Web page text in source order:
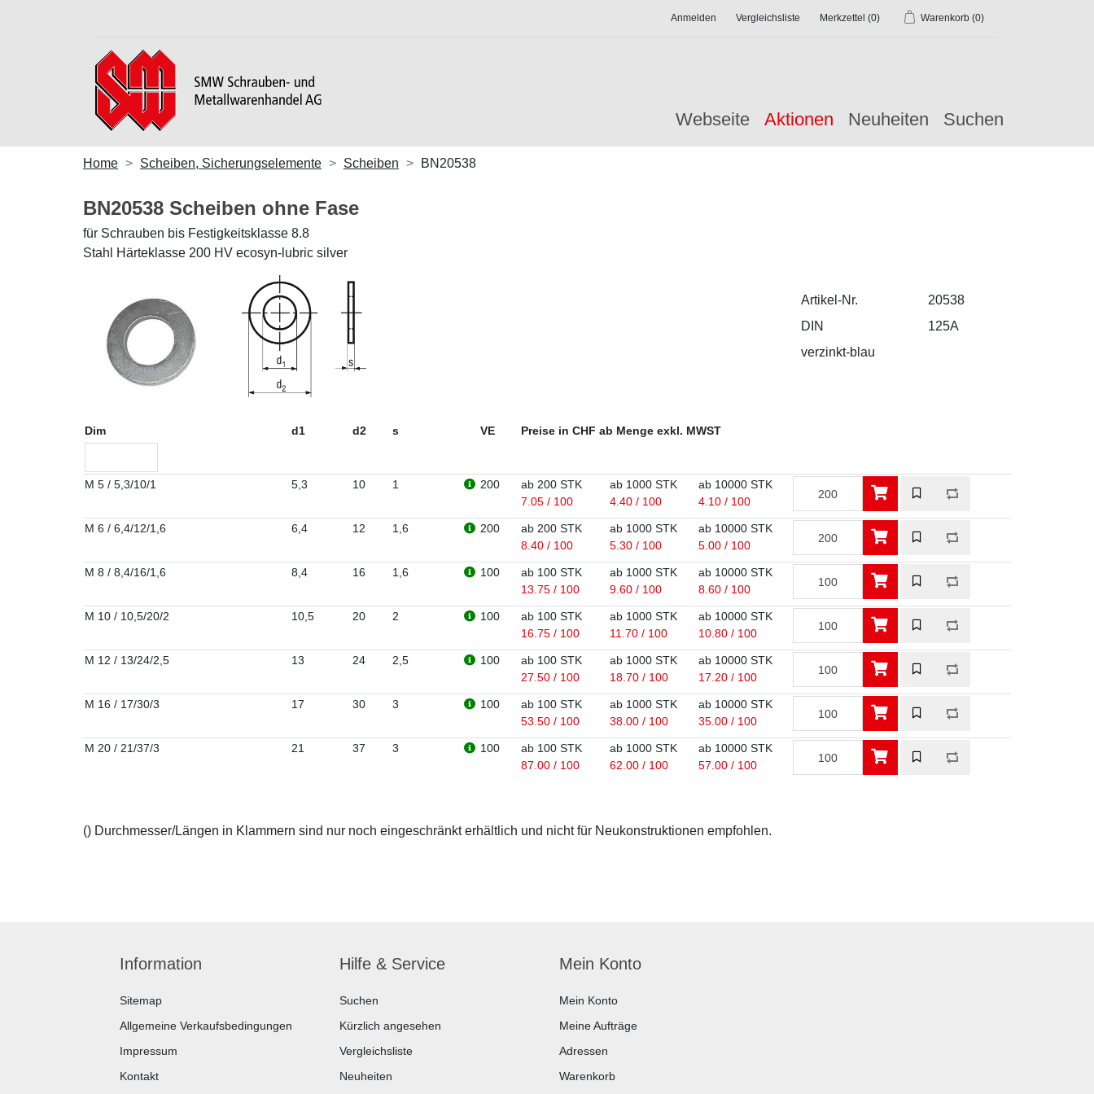
Anmelden Vergleichsliste Merkzettel (0) Warenkorb (0)
Webseite Aktionen Neuheiten Suchen
Home Scheiben, Sicherungselemente Scheiben BN20538
BN20538 Scheiben ohne Fase
für Schrauben bis Festigkeitsklasse 8.8
Stahl Härteklasse 200 HV ecosyn-lubric silver
Artikel-Nr.
20538
DIN
125A
verzinkt-blau
Dim d1 d2 s VE Preise in CHF ab Menge exkl. MWST
M 5 / 5,3/10/1 5,3 10 1 200
ab 200 STK
7.05 / 100
ab 1000 STK
4.40 / 100
ab 10000 STK
4.10 / 100
M 6 / 6,4/12/1,6 6,4 12 1,6 200
ab 200 STK
8.40 / 100
ab 1000 STK
5.30 / 100
ab 10000 STK
5.00 / 100
M 8 / 8,4/16/1,6 8,4 16 1,6 100
ab 100 STK
13.75 / 100
ab 1000 STK
9.60 / 100
ab 10000 STK
8.60 / 100
M 10 / 10,5/20/2 10,5 20 2 100
ab 100 STK
16.75 / 100
ab 1000 STK
11.70 / 100
ab 10000 STK
10.80 / 100
M 12 / 13/24/2,5 13 24 2,5 100
ab 100 STK
27.50 / 100
ab 1000 STK
18.70 / 100
ab 10000 STK
17.20 / 100
M 16 / 17/30/3 17 30 3 100
ab 100 STK
53.50 / 100
ab 1000 STK
38.00 / 100
ab 10000 STK
35.00 / 100
M 20 / 21/37/3 21 37 3 100
ab 100 STK
87.00 / 100
ab 1000 STK
62.00 / 100
ab 10000 STK
57.00 / 100
() Durchmesser/Längen in Klammern sind nur noch eingeschränkt erhältlich und nicht für Neukonstruktionen empfohlen.
Information
Sitemap
Allgemeine Verkaufsbedingungen
Impressum
Kontakt
Hilfe & Service
Suchen
Kürzlich angesehen
Vergleichsliste
Neuheiten
Mein Konto
Mein Konto
Meine Aufträge
Adressen
Warenkorb